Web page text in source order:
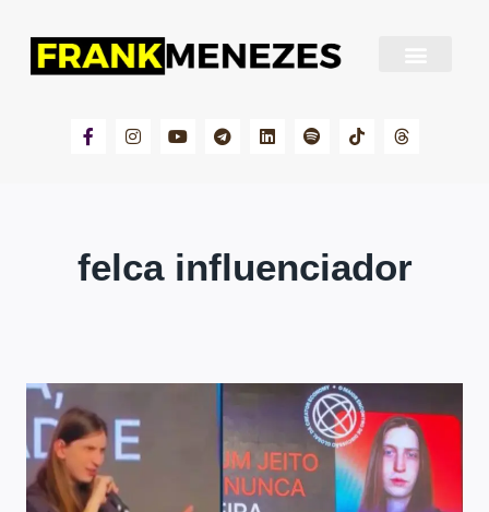
felca influenciador